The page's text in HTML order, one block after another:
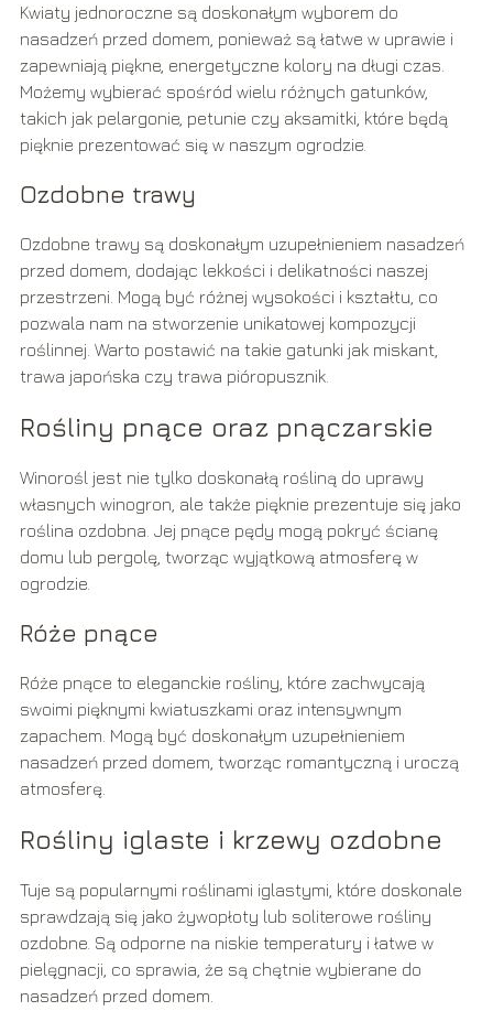
Kwiaty jednoroczne są doskonałym wyborem do
nasadzeń przed domem, ponieważ są łatwe w uprawie i
zapewniają piękne, energetyczne kolory na długi czas.
Możemy wybierać spośród wielu różnych gatunków,
takich jak pelargonie, petunie czy aksamitki, które będą
pięknie prezentować się w naszym ogrodzie.
Ozdobne trawy
Ozdobne trawy są doskonałym uzupełnieniem nasadzeń
przed domem, dodając lekkości i delikatności naszej
przestrzeni. Mogą być różnej wysokości i kształtu, co
pozwala nam na stworzenie unikatowej kompozycji
roślinnej. Warto postawić na takie gatunki jak miskant,
trawa japońska czy trawa pióropusznik.
Rośliny pnące oraz pnączarskie
Winorośl jest nie tylko doskonałą rośliną do uprawy
własnych winogron, ale także pięknie prezentuje się jako
roślina ozdobna. Jej pnące pędy mogą pokryć ścianę
domu lub pergolę, tworząc wyjątkową atmosferę w
ogrodzie.
Róże pnące
Róże pnące to eleganckie rośliny, które zachwycają
swoimi pięknymi kwiatuszkami oraz intensywnym
zapachem. Mogą być doskonałym uzupełnieniem
nasadzeń przed domem, tworząc romantyczną i uroczą
atmosferę.
Rośliny iglaste i krzewy ozdobne
Tuje są popularnymi roślinami iglastymi, które doskonale
sprawdzają się jako żywopłoty lub soliterowe rośliny
ozdobne. Są odporne na niskie temperatury i łatwe w
pielęgnacji, co sprawia, że są chętnie wybierane do
nasadzeń przed domem.